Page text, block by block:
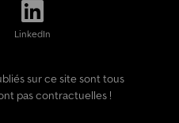
LinkedIn
sur ce site sont tous
pas contractuelles !